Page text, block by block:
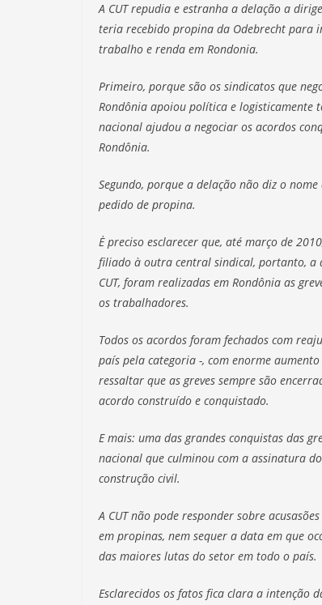
A CUT repudia e estranha a delação a
teria recebido propina da Odebrecht para
trabalho e renda em Rondonia.
Primeiro, porque são os sindicatos que
Rondônia apoiou política e logisticamente
nacional ajudou a negociar os acordos
Rondônia.
Segundo, porque a delação não diz o
pedido de propina.
Ė preciso esclarecer que, até março de
filiado à outra central sindical, portanto, a
CUT, foram realizadas em Rondônia as
os trabalhadores.
Todos os acordos foram fechados com
país pela categoria -, com enorme
ressaltar que as greves sempre são
acordo construído e conquistado.
E mais: uma das grandes conquistas das
nacional que culminou com a assinatura
construção civil.
A CUT não pode responder sobre
em propinas, nem sequer a data em que
das maiores lutas do setor em todo o país.
Esclarecidos os fatos fica clara a intenção